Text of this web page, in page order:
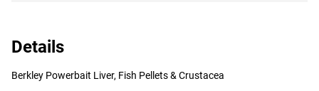
Details
Berkley Powerbait Liver, Fish Pellets & Crustacea